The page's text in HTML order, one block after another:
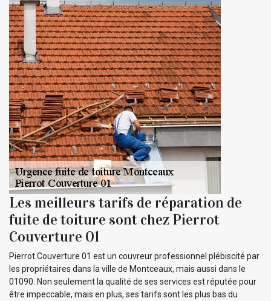
Les meilleurs tarifs de réparation de
fuite de toiture sont chez Pierrot
Couverture 01
Pierrot Couverture 01 est un couvreur professionnel plébiscité par
les propriétaires dans la ville de Montceaux, mais aussi dans le
01090. Non seulement la qualité de ses services est réputée pour
être impeccable, mais en plus, ses tarifs sont les plus bas du